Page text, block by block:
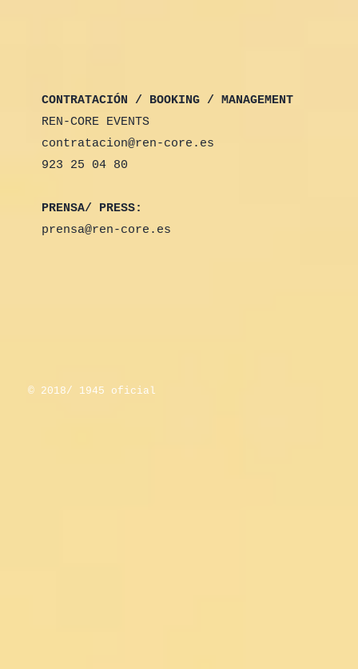
CONTRATACIÓN / BOOKING / MANAGEMENT
REN-CORE EVENTS
contratacion@ren-core.es
923 25 04 80
PRENSA/ PRESS:
prensa@ren-core.es
© 2018/ 1945 oficial